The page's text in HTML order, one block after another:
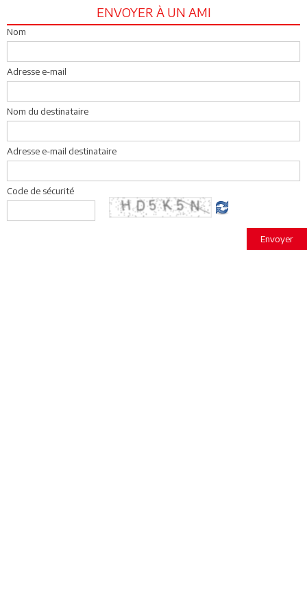
ENVOYER À UN AMI
Nom
Adresse e-mail
Nom du destinataire
Adresse e-mail destinataire
Code de sécurité
Envoyer